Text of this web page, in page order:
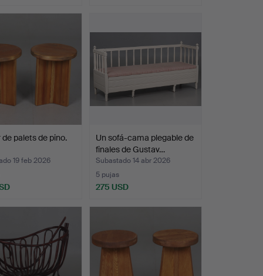
de palets de pino.
19 feb 2026
Un sofá-cama plegable de
finales de Gustav…
Subastado 14 abr 2026
5 pujas
275 USD